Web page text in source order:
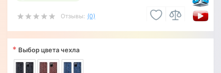
Отзывы: (0)
* Выбор цвета чехла